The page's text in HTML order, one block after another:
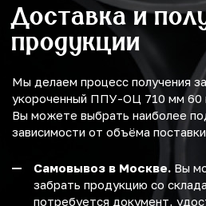
Доставка и
продукции
Мы делаем процесс получения
укороченный ППУ-ОЦ 710 мм 60
Вы можете выбрать наиболее
зависимости от объёма
Самовывоз в Москве. Вы
забрать продукцию со
потребуется документ,